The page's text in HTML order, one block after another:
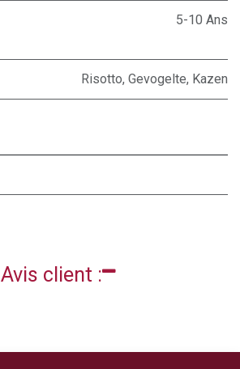
5-10 Ans
Risotto, Gevogelte, Kazen
Avis client :